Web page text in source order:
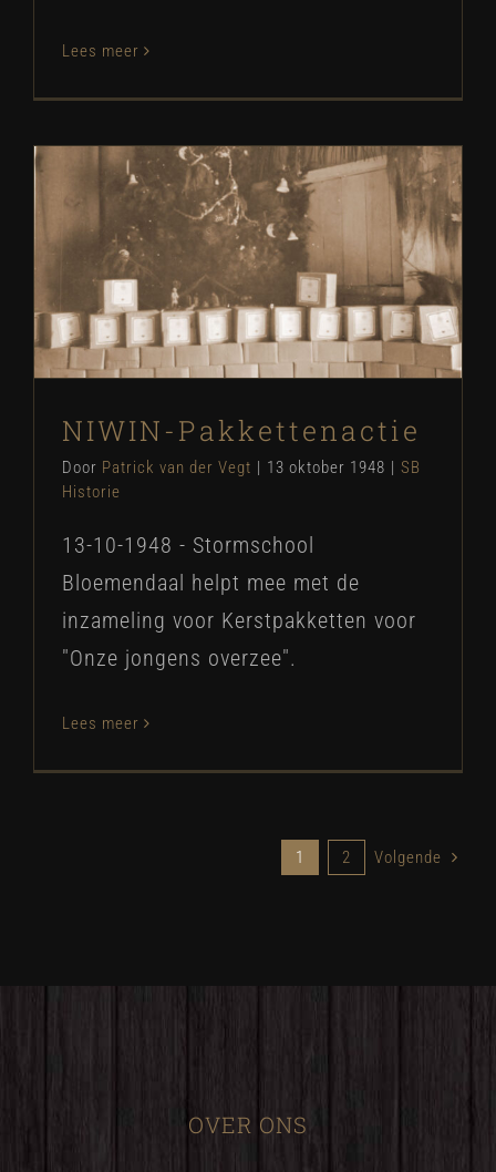
Lees meer
NIWIN-Pakkettenactie
SB Historie
NIWIN-Pakkettenactie
Door Patrick van der Vegt | 13 oktober 1948 | SB
Historie
13-10-1948 - Stormschool
Bloemendaal helpt mee met de
inzameling voor Kerstpakketten voor
"Onze jongens overzee".
Lees meer
1 2 Volgende
OVER ONS